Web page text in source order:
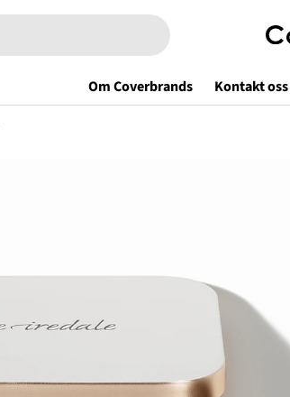
Om Coverbrands Kontakt oss